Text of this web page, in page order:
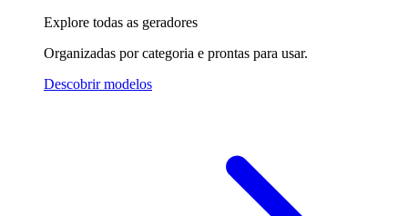
Explore todas as geradores
Organizadas por categoria e prontas para usar.
Descobrir modelos